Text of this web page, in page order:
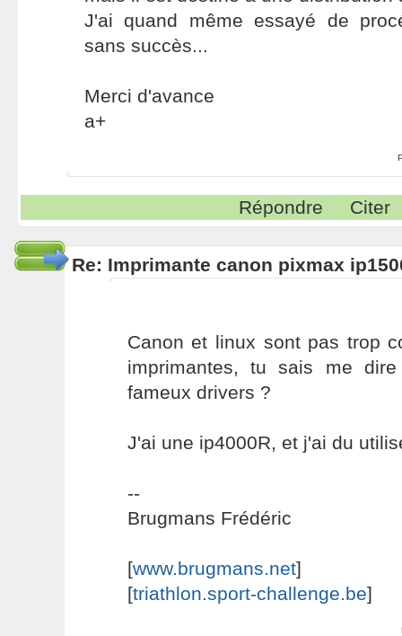
J'ai quand même essayé de
sans succès...
Merci d'avance
a+
Répondre Citer
Re: Imprimante canon pixmax
Canon et linux sont pas trop
imprimantes, tu sais me
fameux drivers ?
J'ai une ip4000R, et j'ai du
--
Brugmans Frédéric
[www.brugmans.net]
[triathlon.sport-challenge.be]